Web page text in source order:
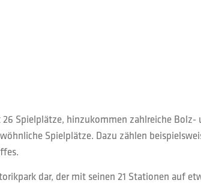
Spielplätze, hinzukommen zahlreiche
Spielplätze. Dazu zählen
dar, der mit seinen 21 Stationen auf